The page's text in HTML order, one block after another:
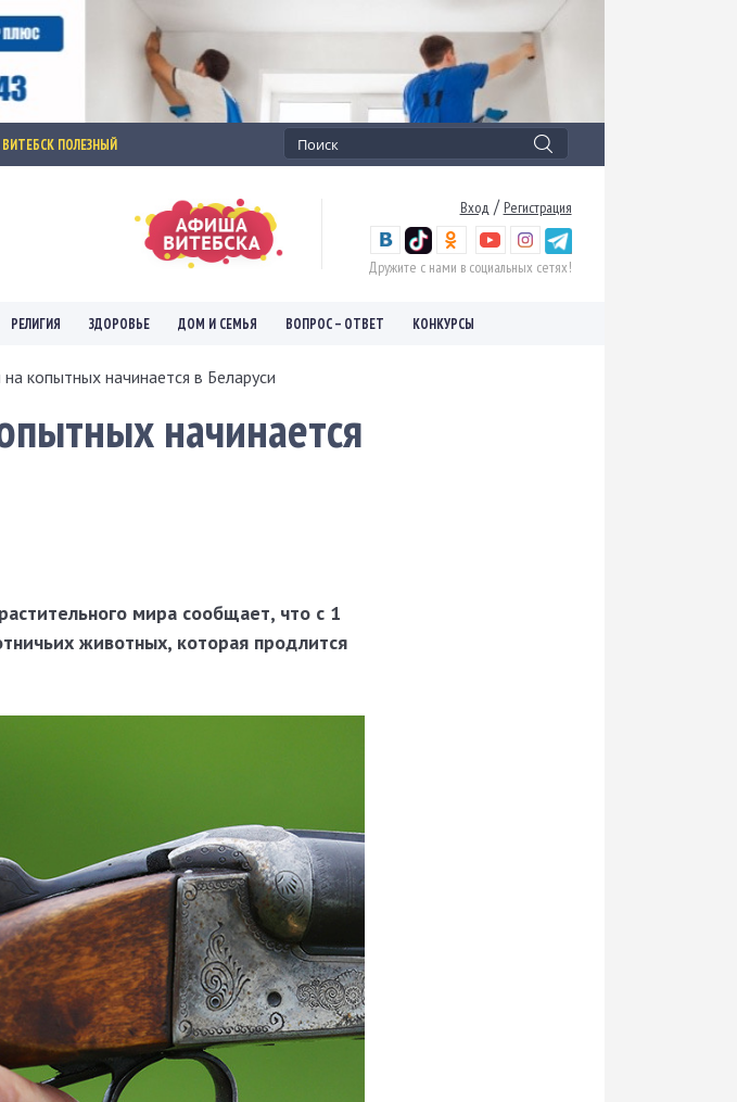
ВИТЕБСК ПОЛЕЗНЫЙ
Вход / Регистрация
Дружите с нами в социальных сетях!
РЕЛИГИЯ ЗДОРОВЬЕ ДОМ И СЕМЬЯ ВОПРОС – ОТВЕТ КОНКУРСЫ
копытных начинается в Беларуси
начинается
мира сообщает, что с 1
животных, которая продлится